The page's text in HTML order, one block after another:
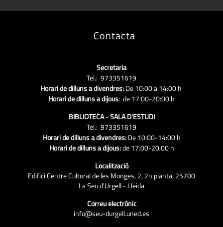
Contacta
Secretaria
Tel.: 973351619
Horari de dilluns a divendres:De 10:00 a 14:00 h
Horari de dilluns a dijous: de 17:00-20:00 h
BIBLIOTECA - SALA D'ESTUDI
Tel.: 973351619
Horari de dilluns a divendres:De 10:00-14:00 h
Horari de dilluns a dijous:de 17:00-20:00 h
Localització
Edifici Centre Cultural de les Monges, 2, 2n planta, 25700
La Seu d'Urgell - Lleida
Correu electrònic
info@seu-durgell.uned.es